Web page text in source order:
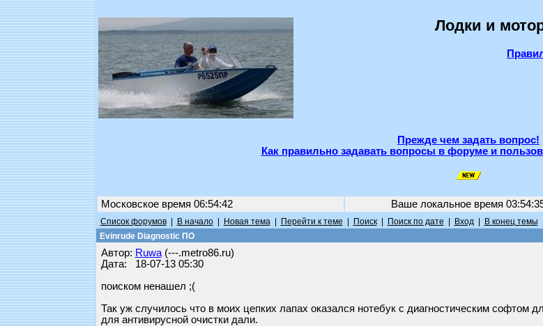
Лодки и
Прежде чем задать вопрос!
Как правильно задавать вопросы в форуме и
Московское время 06:54:42 Ваше локальное время
Список форумов| В начало| Новая тема| Перейти к теме Поиск| Поиск по дате Вход| В конец темы
Evinrude Diagnostic ПО
Автор: Ruwa(---.metro86.ru)
Дата: 18-07-13 05:30
поиском ненашел ;(
Так уж случилось что в моих цепких лапах оказался нотебук с диагностическим софтом
для антивирусной очистки дали.